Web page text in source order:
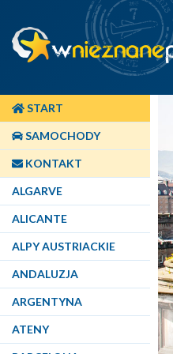
START
SAMOCHODY
KONTAKT
ALGARVE
ALICANTE
ALPY AUSTRIACKIE
ANDALUZJA
ARGENTYNA
ATENY